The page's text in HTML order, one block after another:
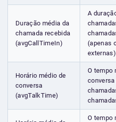
Duração média da
chamada recebida
(avgCallTimeIn)
A
(apenas
Horário médio de
conversa
(avgTalkTime)
O tempo
O tempo